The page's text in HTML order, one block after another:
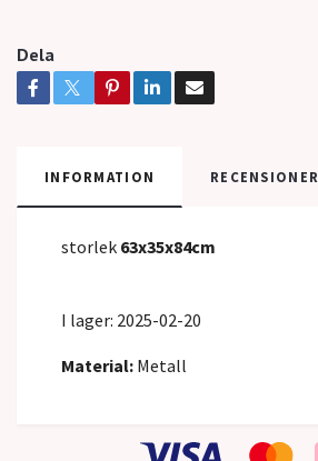
Dela
INFORMATION RECENSIONER
storlek 63x35x84cm
I lager: 2025-02-20
Material: Metall